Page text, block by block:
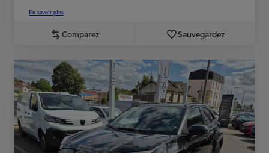
En savoir plus
Comparez Sauvegardez